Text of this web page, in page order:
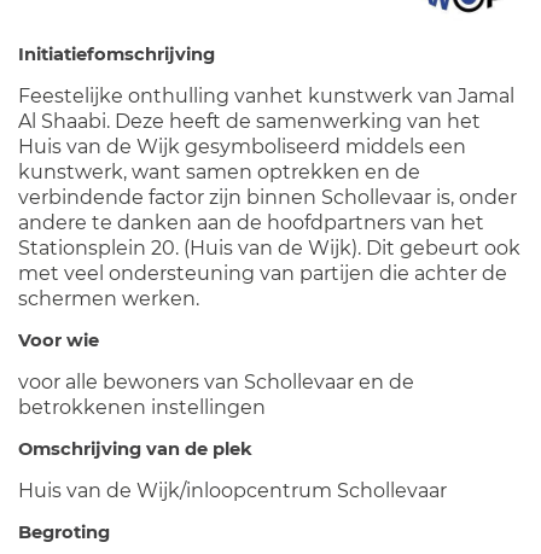
Initiatiefomschrijving
Feestelijke onthulling vanhet kunstwerk van Jamal
Al Shaabi. Deze heeft de samenwerking van het
Huis van de Wijk gesymboliseerd middels een
kunstwerk, want samen optrekken en de
verbindende factor zijn binnen Schollevaar is, onder
andere te danken aan de hoofdpartners van het
Stationsplein 20. (Huis van de Wijk). Dit gebeurt ook
met veel ondersteuning van partijen die achter de
schermen werken.
Voor wie
voor alle bewoners van Schollevaar en de
betrokkenen instellingen
Omschrijving van de plek
Huis van de Wijk/inloopcentrum Schollevaar
Begroting